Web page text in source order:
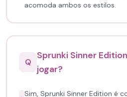
acomoda ambos os estilos.
Q
Sprunki Sinner
jogar?
Sim, Sprunki Sinner Edition é